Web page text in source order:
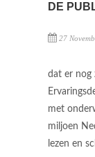
DE
27
dat er nog
met
miljoen
lezen en